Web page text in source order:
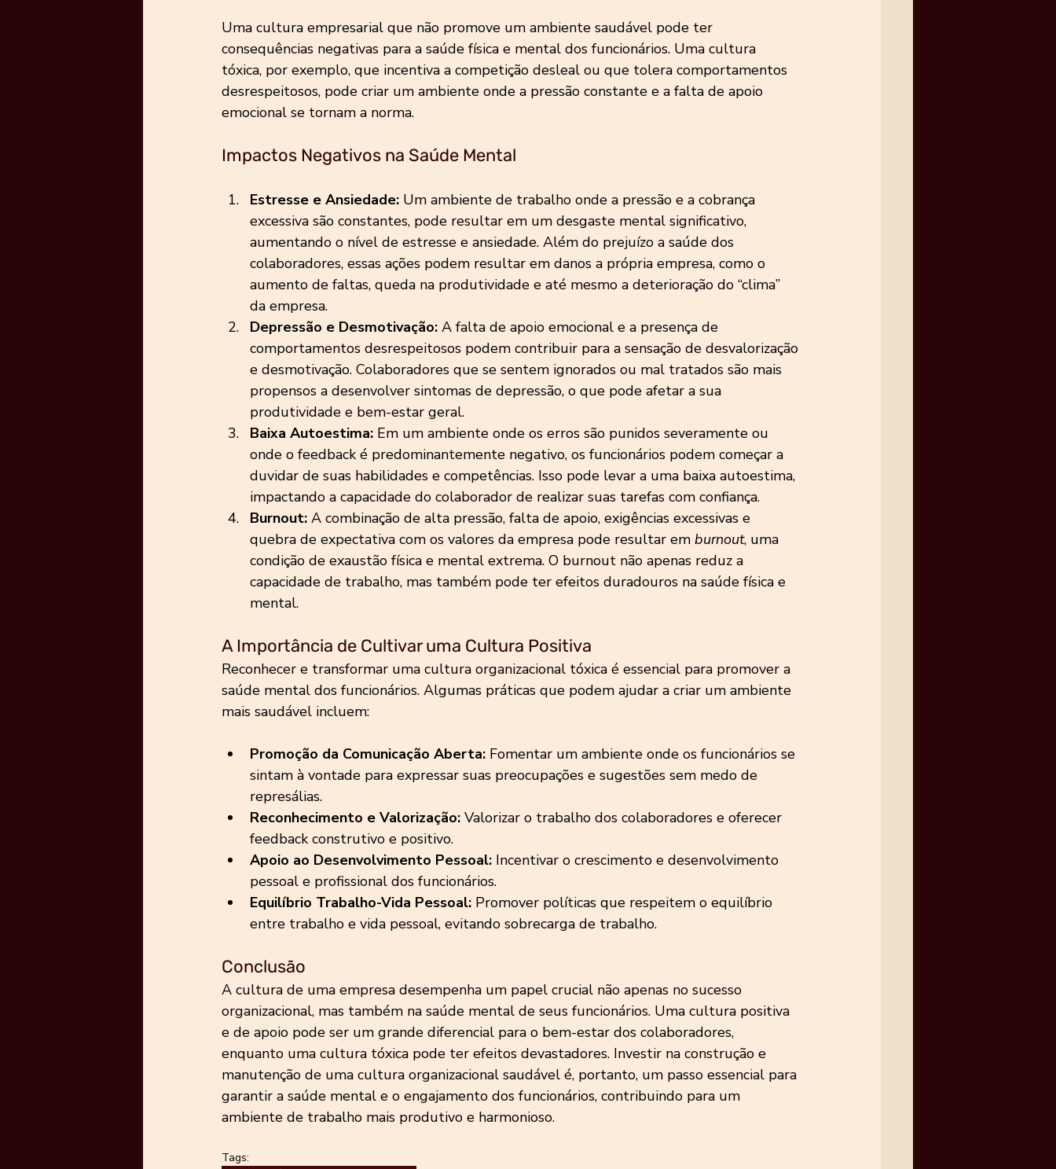
Uma cultura empresarial que não promove um ambiente saudável pode ter
consequências negativas para a saúde física e mental dos funcionários. Uma cultura
tóxica, por exemplo, que incentiva a competição desleal ou que tolera comportamentos
desrespeitosos, pode criar um ambiente onde a pressão constante e a falta de apoio
emocional se tornam a norma.
Impactos Negativos na Saúde Mental
Estresse e Ansiedade: Um ambiente de trabalho onde a pressão e a cobrança
excessiva são constantes, pode resultar em um desgaste mental significativo,
aumentando o nível de estresse e ansiedade. Além do prejuízo a saúde dos
colaboradores, essas ações podem resultar em danos a própria empresa, como o
aumento de faltas, queda na produtividade e até mesmo a deterioração do “clima”
da empresa.
Depressão e Desmotivação: A falta de apoio emocional e a presença de
comportamentos desrespeitosos podem contribuir para a sensação de desvalorização
e desmotivação. Colaboradores que se sentem ignorados ou mal tratados são mais
propensos a desenvolver sintomas de depressão, o que pode afetar a sua
produtividade e bem-estar geral.
Baixa Autoestima: Em um ambiente onde os erros são punidos severamente ou
onde o feedback é predominantemente negativo, os funcionários podem começar a
duvidar de suas habilidades e competências. Isso pode levar a uma baixa autoestima,
impactando a capacidade do colaborador de realizar suas tarefas com confiança.
Burnout: A combinação de alta pressão, falta de apoio, exigências excessivas e
quebra de expectativa com os valores da empresa pode resultar em burnout, uma
condição de exaustão física e mental extrema. O burnout não apenas reduz a
capacidade de trabalho, mas também pode ter efeitos duradouros na saúde física e
mental.
A Importância de Cultivar uma Cultura Positiva
Reconhecer e transformar uma cultura organizacional tóxica é essencial para promover a
saúde mental dos funcionários. Algumas práticas que podem ajudar a criar um ambiente
mais saudável incluem:
Promoção da Comunicação Aberta: Fomentar um ambiente onde os funcionários se
sintam à vontade para expressar suas preocupações e sugestões sem medo de
represálias.
Reconhecimento e Valorização: Valorizar o trabalho dos colaboradores e oferecer
feedback construtivo e positivo.
Apoio ao Desenvolvimento Pessoal: Incentivar o crescimento e desenvolvimento
pessoal e profissional dos funcionários.
Equilíbrio Trabalho-Vida Pessoal: Promover políticas que respeitem o equilíbrio
entre trabalho e vida pessoal, evitando sobrecarga de trabalho.
Conclusão
A cultura de uma empresa desempenha um papel crucial não apenas no sucesso
organizacional, mas também na saúde mental de seus funcionários. Uma cultura positiva
e de apoio pode ser um grande diferencial para o bem-estar dos colaboradores,
enquanto uma cultura tóxica pode ter efeitos devastadores. Investir na construção e
manutenção de uma cultura organizacional saudável é, portanto, um passo essencial para
garantir a saúde mental e o engajamento dos funcionários, contribuindo para um
ambiente de trabalho mais produtivo e harmonioso.
Tags: